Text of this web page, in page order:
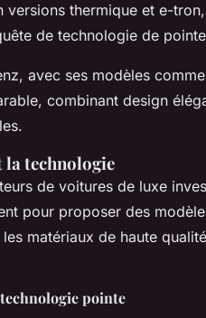
versions thermique et e-
de technologie de
avec ses modèles
combinant design
la technologie
de voitures de luxe
pour proposer des
matériaux de haute
pointe